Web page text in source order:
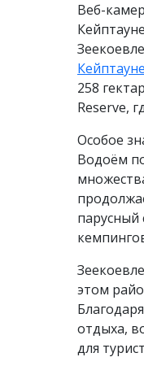
Веб-
Кейптауне
258
Reserve,
Особое
Водоём
парусный
этом
отдыха,
для